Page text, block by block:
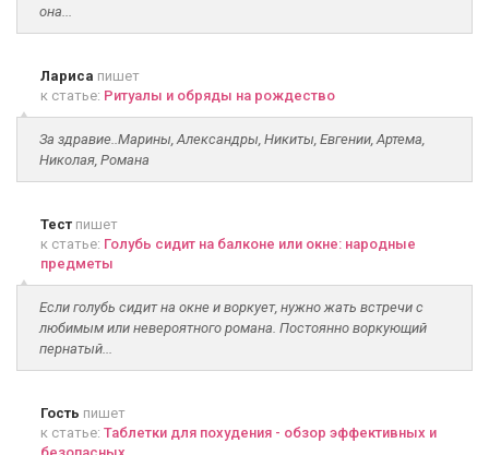
она...
Лариса пишет
к статье: Ритуалы и обряды на рождество
За здравие..Марины, Александры, Никиты, Евгении, Артема,
Николая, Романа
Тест пишет
к статье: Голубь сидит на балконе или окне: народные
предметы
Если голубь сидит на окне и воркует, нужно жать встречи с
любимым или невероятного романа. Постоянно воркующий
пернатый...
Гость пишет
к статье: Таблетки для похудения - обзор эффективных и